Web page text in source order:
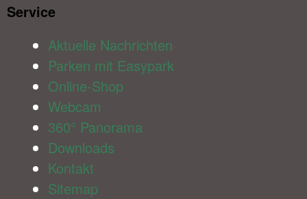
Service​
Aktuelle Nachrichten
Parken mit Easypark
Online-Shop
Webcam
360° Panorama
Downloads
Kontakt
Sitemap